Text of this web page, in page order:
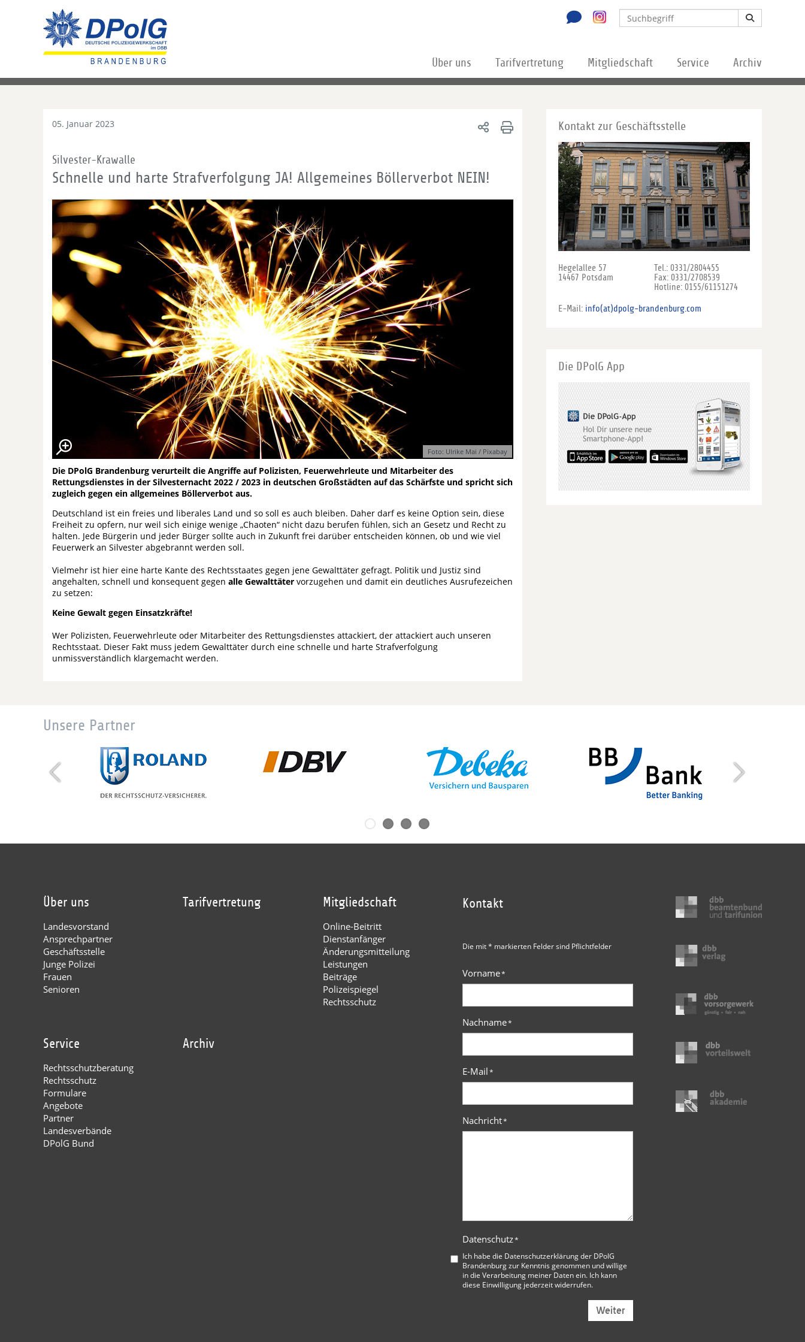
Über uns Tarifvertretung Mitgliedschaft Service Archiv
05. Januar 2023
Silvester-Krawalle
Schnelle und harte Strafverfolgung JA! Allgemeines Böllerverbot NEIN!
Foto: Ulrike Mai / Pixabay
Die DPolG Brandenburg verurteilt die Angriffe auf Polizisten, Feuerwehrleute und Mitarbeiter des
Rettungsdienstes in der Silvesternacht 2022 / 2023 in deutschen Großstädten auf das Schärfste und spricht sich
zugleich gegen ein allgemeines Böllerverbot aus.
Deutschland ist ein freies und liberales Land und so soll es auch bleiben. Daher darf es keine Option sein, diese
Freiheit zu opfern, nur weil sich einige wenige „Chaoten“ nicht dazu berufen fühlen, sich an Gesetz und Recht zu
halten. Jede Bürgerin und jeder Bürger sollte auch in Zukunft frei darüber entscheiden können, ob und wie viel
Feuerwerk an Silvester abgebrannt werden soll.
Vielmehr ist hier eine harte Kante des Rechtsstaates gegen jene Gewalttäter gefragt. Politik und Justiz sind
angehalten, schnell und konsequent gegen alle Gewalttäter vorzugehen und damit ein deutliches Ausrufezeichen
zu setzen:
Keine Gewalt gegen Einsatzkräfte!
Wer Polizisten, Feuerwehrleute oder Mitarbeiter des Rettungsdienstes attackiert, der attackiert auch unseren
Rechtsstaat. Dieser Fakt muss jedem Gewalttäter durch eine schnelle und harte Strafverfolgung
unmissverständlich klargemacht werden.
Kontakt zur Geschäftsstelle
Hegelallee 57
14467 Potsdam
Tel.: 0331/2804455
Fax: 0331/2708539
Hotline: 0155/61151274
E-Mail: info(at)dpolg-brandenburg.com
Die DPolG App
Unsere Partner
Über uns
Landesvorstand
Ansprechpartner
Geschäftsstelle
Junge Polizei
Frauen
Senioren
Tarifvertretung Mitgliedschaft
Online-Beitritt
Dienstanfänger
Änderungsmitteilung
Leistungen
Beiträge
Polizeispiegel
Rechtsschutz
Service
Rechtsschutzberatung
Rechtsschutz
Formulare
Angebote
Partner
Landesverbände
DPolG Bund
Archiv
Kontakt
Die mit * markierten Felder sind Pflichtfelder
Vorname*
Nachname*
E-Mail*
Nachricht*
Datenschutz*
Ich habe die Datenschutzerklärung der DPolG
Brandenburgzur Kenntnis genommen und willige
in die Verarbeitung meiner Daten ein. Ich kann
diese Einwilligung jederzeit widerrufen.
Weiter